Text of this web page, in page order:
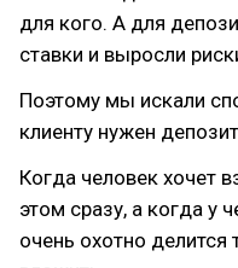
для кого. А для
ставки и выросли
Поэтому мы искали
клиенту нужен
Когда человек хочет
этом сразу, а когда у
очень охотно делится